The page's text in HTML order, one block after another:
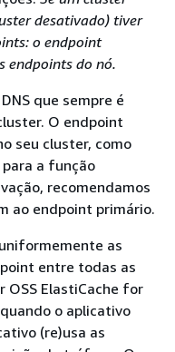
desativado) tiver
o endpoint
endpoints do nó.
que sempre é
O endpoint
seu cluster, como
a função
recomendamos
ao endpoint primário.
as
entre todas as
OSS ElastiCache for
o aplicativo
(re)usa as